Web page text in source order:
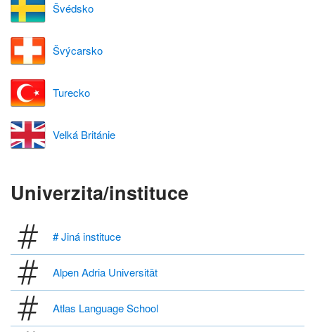
Švédsko
Švýcarsko
Turecko
Velká Británie
Univerzita/instituce
# Jiná instituce
Alpen Adria Universität
Atlas Language School